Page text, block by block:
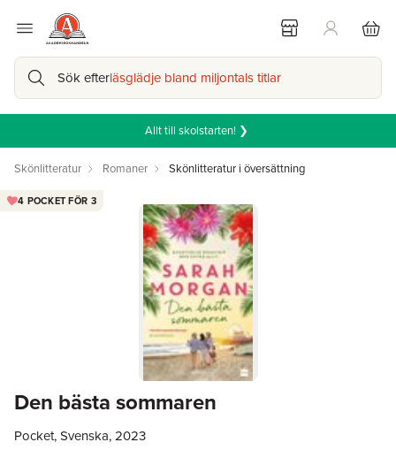
Sök efterläsglädje bland miljontals titlar
Allt till skolstarten! ❯
Skönlitteratur Romaner Skönlitteratur i översättning
Den bästa sommaren
4 POCKET FÖR 3
Pocket, Svenska, 2023